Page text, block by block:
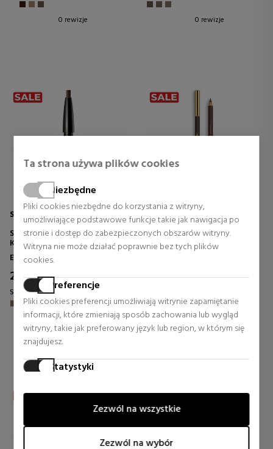
Ta strona używa plików cookies
Niezbędne
Pliki cookies niezbędne do korzystania z witryny,
umożliwiające podstawowe funkcje takie jak nawigacja po
stronie i dostęp do zabezpieczonych obszarów witryny.
Witryna nie może działać poprawnie bez tych plików
cookies.
Preferencje
Pliki cookies preferencji umożliwiają witrynie zapamiętanie
informacji, które zmieniają sposób zachowania lub wygląd
witryny, takie jak preferowany język lub region, w którym się
znajdujesz.
Statystyki
zrozumieć, w jaki sposób odwiedzający komunikują się z
witrynami, gromadząc i raportując informacje anonimowo.
Zezwól na wszystkie
Zezwól na wybór
0 rewizje 0 rewizje
SENSAI
STYLING EYEBROW REFILL
KREDKA DO BRWI
Eyeliner
28,27 € 4% Rabat
Stała cena 29,45 €
0 rewizje
YVES SAINT LAURENT
DRAWING OF SOURCES
KREDKA DO BRWI
23,41 € 33% Rabat
1 rewizje